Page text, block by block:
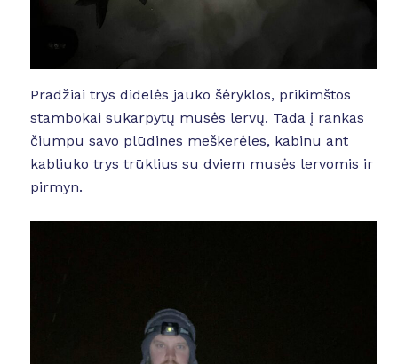
Pradžiai trys didelės jauko šėryklos, prikimštos
stambokai sukarpytų musės lervų. Tada į rankas
čiumpu savo plūdines meškerėles, kabinu ant
kabliuko trys trūklius su dviem musės lervomis ir
pirmyn.